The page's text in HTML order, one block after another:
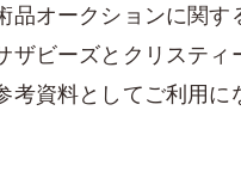
品オークションに関
ビーズとクリステ
資料としてご利用に